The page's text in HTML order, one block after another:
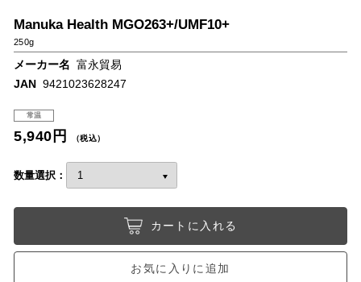
Manuka Health MGO263+/UMF10+
250g
メーカー名 富永貿易
JAN 9421023628247
常温
5,940円 （税込）
数量選択：
カートに入れる
お気に入りに追加